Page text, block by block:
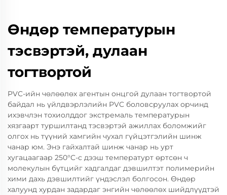
Өндөр температурын
тэсвэртэй, дулаан
тогтвортой
PVC-ийн чөлөөлөх агентын онцгой дулаан тогтвортой
байдал нь үйлдвэрлэлийн PVC боловсруулах орчинд
ихэвчлэн тохиолддог экстремаль температурын
хязгаарт туршилтанд тэсвэртэй ажиллах боломжийг
олгох нь түүний хамгийн чухал гүйцэтгэлийн шинж
чанар юм. Энэ гайхалтай шинж чанар нь урт
хугацаагаар 250°C-с дээш температурт өртсөн ч
молекулын бүтцийг хадгалдаг дэвшилтэт полимерийн
хими дахь дэвшилтийг үндэслэл болгосон. Өндөр
халуунд хурдан задардаг энгийн чөлөөлөх шийдлүүдтэй